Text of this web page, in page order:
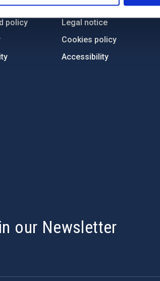
policy
Privacy policy
Legal notice
Cookies policy
Accessibility
our Newsletter